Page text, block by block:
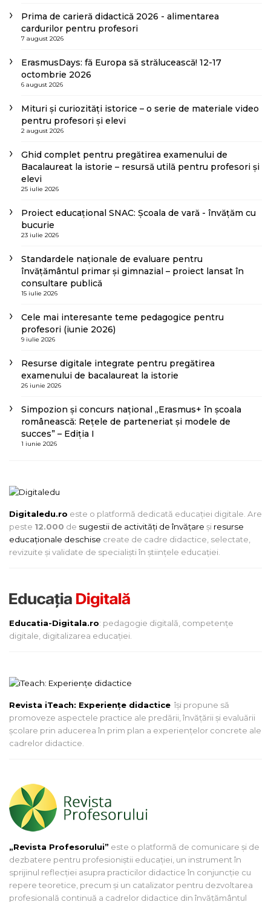
Prima de carieră didactică 2026 - alimentarea
cardurilor pentru profesori
7 august 2026
ErasmusDays: fă Europa să strălucească! 12-17
octombrie 2026
6 august 2026
Mituri și curiozități istorice – o serie de materiale video
pentru profesori și elevi
2 august 2026
Ghid complet pentru pregătirea examenului de
Bacalaureat la istorie – resursă utilă pentru profesori și
elevi
25 iulie 2026
Proiect educațional SNAC: Școala de vară - învățăm cu
bucurie
23 iulie 2026
Standardele naționale de evaluare pentru
învățământul primar și gimnazial – proiect lansat în
consultare publică
15 iulie 2026
Cele mai interesante teme pedagogice pentru
profesori (iunie 2026)
9 iulie 2026
Resurse digitale integrate pentru pregătirea
examenului de bacalaureat la istorie
26 iunie 2026
Simpozion și concurs național „Erasmus+ în școala
românească: Rețele de parteneriat și modele de
succes” – Ediția I
1 iunie 2026
Digitaledu.ro este o platformă dedicată educației digitale. Are
peste 12.000 de sugestii de activități de învățare și resurse
educaționale deschise create de cadre didactice, selectate,
revizuite și validate de specialiști în științele educației.
Educatia-Digitala.ro: pedagogie digitală, competențe
digitale, digitalizarea educației.
Revista iTeach: Experienţe didactice îşi propune să
promoveze aspectele practice ale predării, învăţării şi evaluării
şcolare prin aducerea în prim plan a experienţelor concrete ale
cadrelor didactice.
„Revista Profesorului” este o platformă de comunicare și de
dezbatere pentru profesioniștii educației, un instrument în
sprijinul reflecției asupra practicilor didactice în conjuncție cu
repere teoretice, precum și un catalizator pentru dezvoltarea
profesională continuă a cadrelor didactice din învățământul